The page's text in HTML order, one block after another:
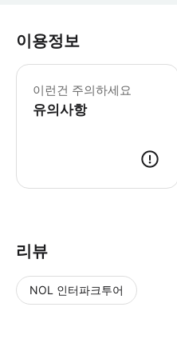
이용정보
이런건 주의하세요
유의사항
리뷰
NOL 인터파크투어